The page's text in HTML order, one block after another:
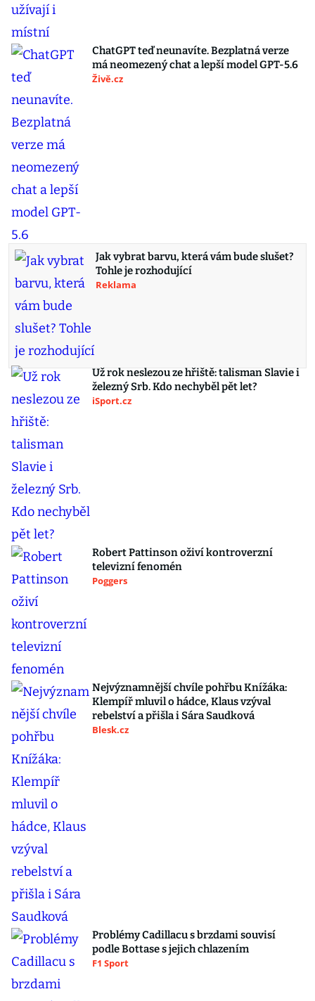
ChatGPT teď neunavíte. Bezplatná verze
má neomezený chat a lepší model GPT-5.6
Živě.cz
Jak vybrat barvu, která vám bude slušet?
Tohle je rozhodující
Reklama
Už rok neslezou ze hřiště: talisman Slavie i
železný Srb. Kdo nechyběl pět let?
iSport.cz
Robert Pattinson oživí kontroverzní
televizní fenomén
Poggers
Nejvýznamnější chvíle pohřbu Knížáka:
Klempíř mluvil o hádce, Klaus vzýval
rebelství a přišla i Sára Saudková
Blesk.cz
Problémy Cadillacu s brzdami souvisí
podle Bottase s jejich chlazením
F1 Sport